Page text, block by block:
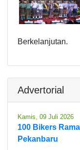
Berkelanjutan.
Advertorial
Kamis, 09 Juli 2026
100 Bikers
Pekanbaru